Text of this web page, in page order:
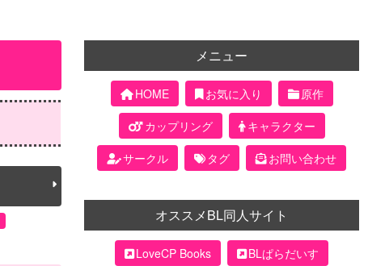
メニュー
HOME お気に入り
原作
カップリング
キャラクター
サークル
タグ お問い合わせ
オススメBL同人サイト
LoveCP Books
BLぱらだいす